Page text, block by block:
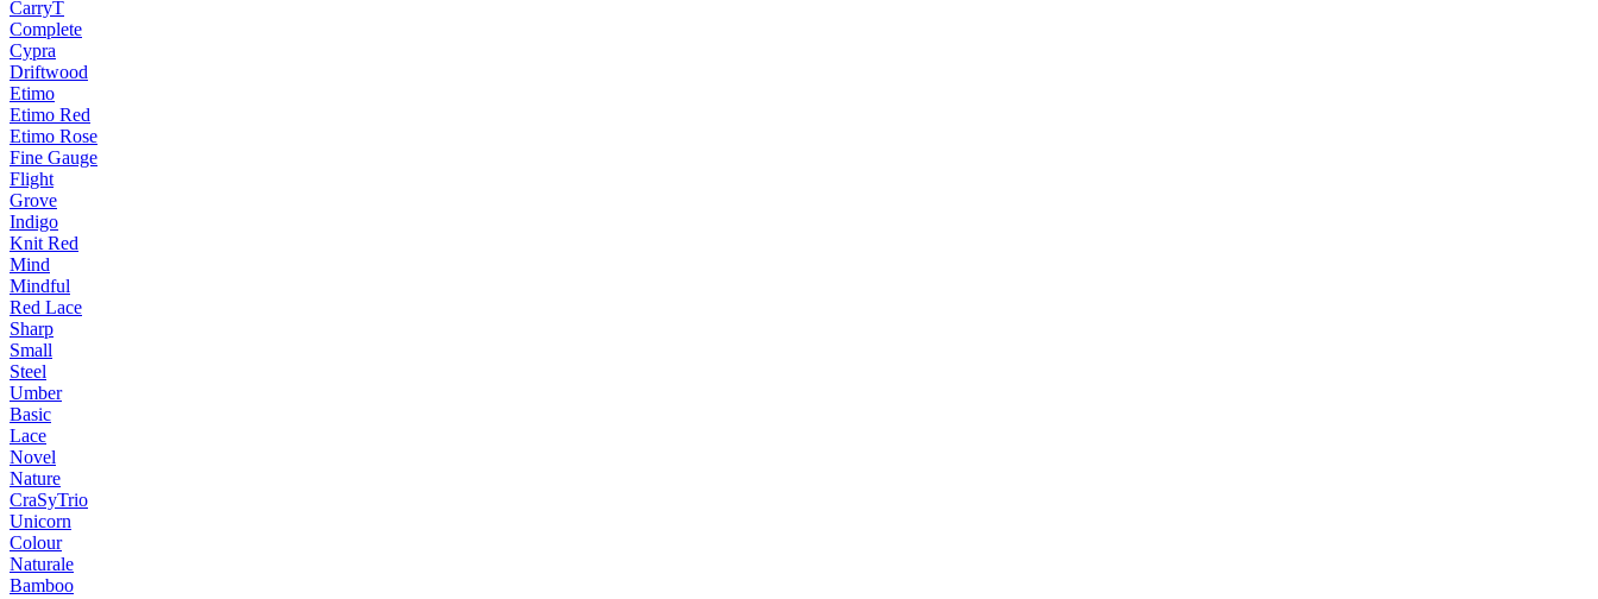
CarryT
Complete
Cypra
Driftwood
Etimo
Etimo Red
Etimo Rose
Fine Gauge
Flight
Grove
Indigo
Knit Red
Mind
Mindful
Red Lace
Sharp
Small
Steel
Umber
Basic
Lace
Novel
Nature
CraSyTrio
Unicorn
Colour
Naturale
Bamboo